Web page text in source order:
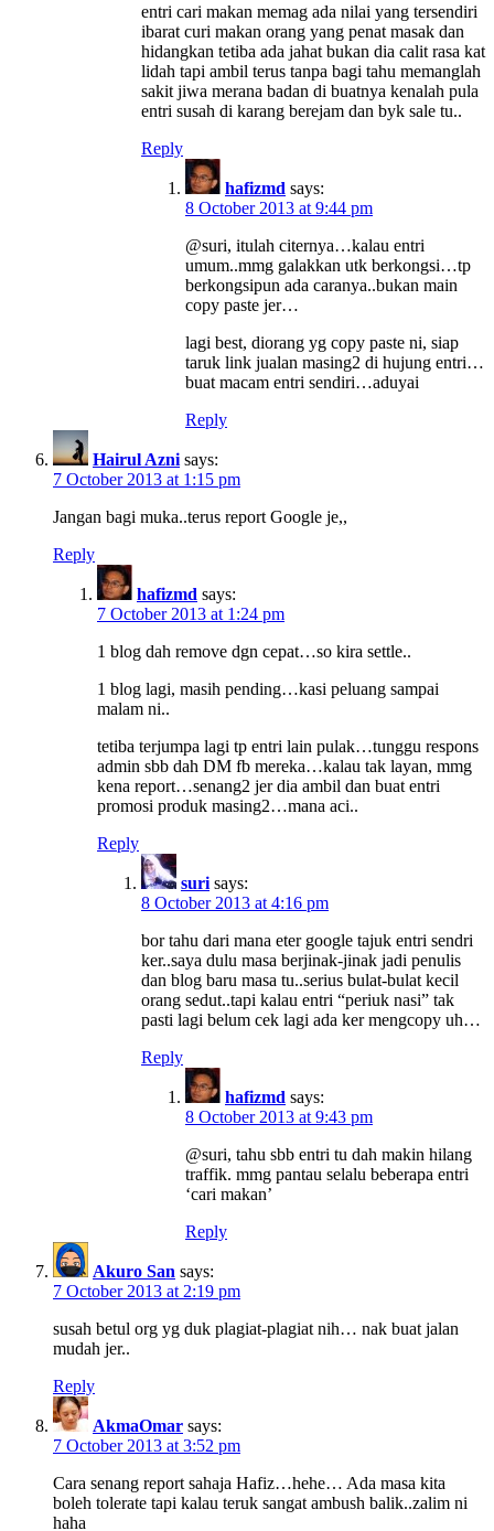
entri cari makan memag ada nilai yang tersendiri
ibarat curi makan orang yang penat masak dan
hidangkan tetiba ada jahat bukan dia calit rasa kat
lidah tapi ambil terus tanpa bagi tahu memanglah
sakit jiwa merana badan di buatnya kenalah pula
entri susah di karang berejam dan byk sale tu..
Reply
hafizmd says:
8 October 2013 at 9:44 pm
@suri, itulah citernya…kalau entri
umum..mmg galakkan utk berkongsi…tp
berkongsipun ada caranya..bukan main
copy paste jer…
lagi best, diorang yg copy paste ni, siap
taruk link jualan masing2 di hujung entri…
buat macam entri sendiri…aduyai
Reply
Hairul Azni says:
7 October 2013 at 1:15 pm
Jangan bagi muka..terus report Google je,,
Reply
hafizmd says:
7 October 2013 at 1:24 pm
1 blog dah remove dgn cepat…so kira settle..
1 blog lagi, masih pending…kasi peluang sampai
malam ni..
tetiba terjumpa lagi tp entri lain pulak…tunggu respons
admin sbb dah DM fb mereka…kalau tak layan, mmg
kena report…senang2 jer dia ambil dan buat entri
promosi produk masing2…mana aci..
Reply
suri says:
8 October 2013 at 4:16 pm
bor tahu dari mana eter google tajuk entri sendri
ker..saya dulu masa berjinak-jinak jadi penulis
dan blog baru masa tu..serius bulat-bulat kecil
orang sedut..tapi kalau entri “periuk nasi” tak
pasti lagi belum cek lagi ada ker mengcopy uh…
Reply
hafizmd says:
8 October 2013 at 9:43 pm
@suri, tahu sbb entri tu dah makin hilang
traffik. mmg pantau selalu beberapa entri
‘cari makan’
Reply
Akuro San says:
7 October 2013 at 2:19 pm
susah betul org yg duk plagiat-plagiat nih… nak buat jalan
mudah jer..
Reply
AkmaOmar says:
7 October 2013 at 3:52 pm
Cara senang report sahaja Hafiz…hehe… Ada masa kita
boleh tolerate tapi kalau teruk sangat ambush balik..zalim ni
haha